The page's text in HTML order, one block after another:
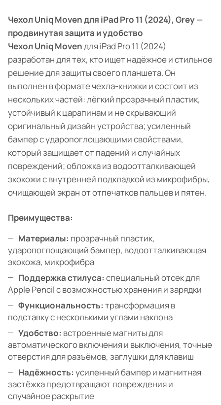
Чехол Uniq Moven для iPad Pro 11 (2024), Grey —
продвинутая защита и удобство
Чехол Uniq Movenдля iPad Pro 11 (2024)
разработан для тех, кто ищет надёжное и стильное
решение для защиты своего планшета. Он
выполнен в формате чехла-книжки и состоит из
нескольких частей: лёгкий прозрачный пластик,
устойчивый к царапинам и не скрывающий
оригинальный дизайн устройства; усиленный
бампер с ударопоглощающими свойствами,
который защищает от падений и случайных
повреждений; обложка из водоотталкивающей
экокожи с внутренней подкладкой из микрофибры,
очищающей экран от отпечатков пальцев и пятен.
Преимущества:
Материалы: прозрачный пластик,
ударопоглощающий бампер, водоотталкивающая
экокожа, микрофибра
Поддержка стилуса: специальный отсек для
Apple Pencil с возможностью хранения и зарядки
Функциональность: трансформация в
подставку с несколькими углами наклона
Удобство: встроенные магниты для
автоматического включения и выключения, точные
отверстия для разъёмов, заглушки для клавиш
Надёжность: усиленный бампер и магнитная
застёжка предотвращают повреждения и
случайное раскрытие